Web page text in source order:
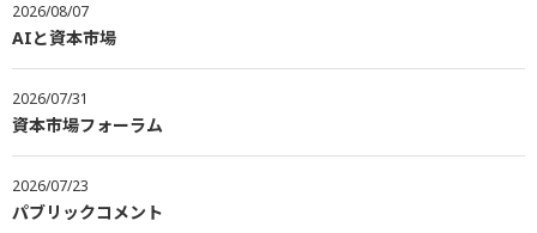
2026/08/07
AIと資本市場
2026/07/31
資本市場フォーラム
2026/07/23
パブリックコメント